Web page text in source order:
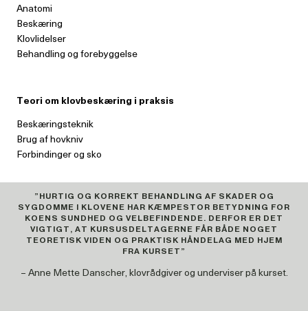
Anatomi
Beskæring
Klovlidelser
Behandling og forebyggelse
Teori om klovbeskæring i praksis
Beskæringsteknik
Brug af hovkniv
Forbindinger og sko
”HURTIG OG KORREKT BEHANDLING AF SKADER OG
SYGDOMME I KLOVENE HAR KÆMPESTOR BETYDNING FOR
KOENS SUNDHED OG VELBEFINDENDE. DERFOR ER DET
VIGTIGT, AT KURSUSDELTAGERNE FÅR BÅDE NOGET
TEORETISK VIDEN OG PRAKTISK HÅNDELAG MED HJEM
FRA KURSET”
– Anne Mette Danscher, klovrådgiver og underviser på kurset.